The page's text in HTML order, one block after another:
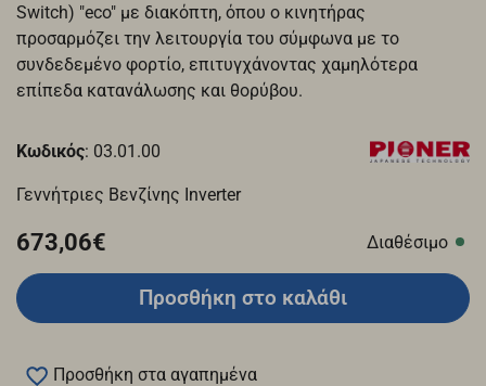
Switch) "eco" με διακόπτη, όπου ο κινητήρας
προσαρμόζει την λειτουργία του σύμφωνα με το
συνδεδεμένο φορτίο, επιτυγχάνοντας χαμηλότερα
επίπεδα κατανάλωσης και θορύβου.
Κωδικός: 03.01.00
Γεννήτριες Βενζίνης Inverter
673,06€ Διαθέσιμο
Προσθήκη στο καλάθι
Προσθήκη στα αγαπημένα